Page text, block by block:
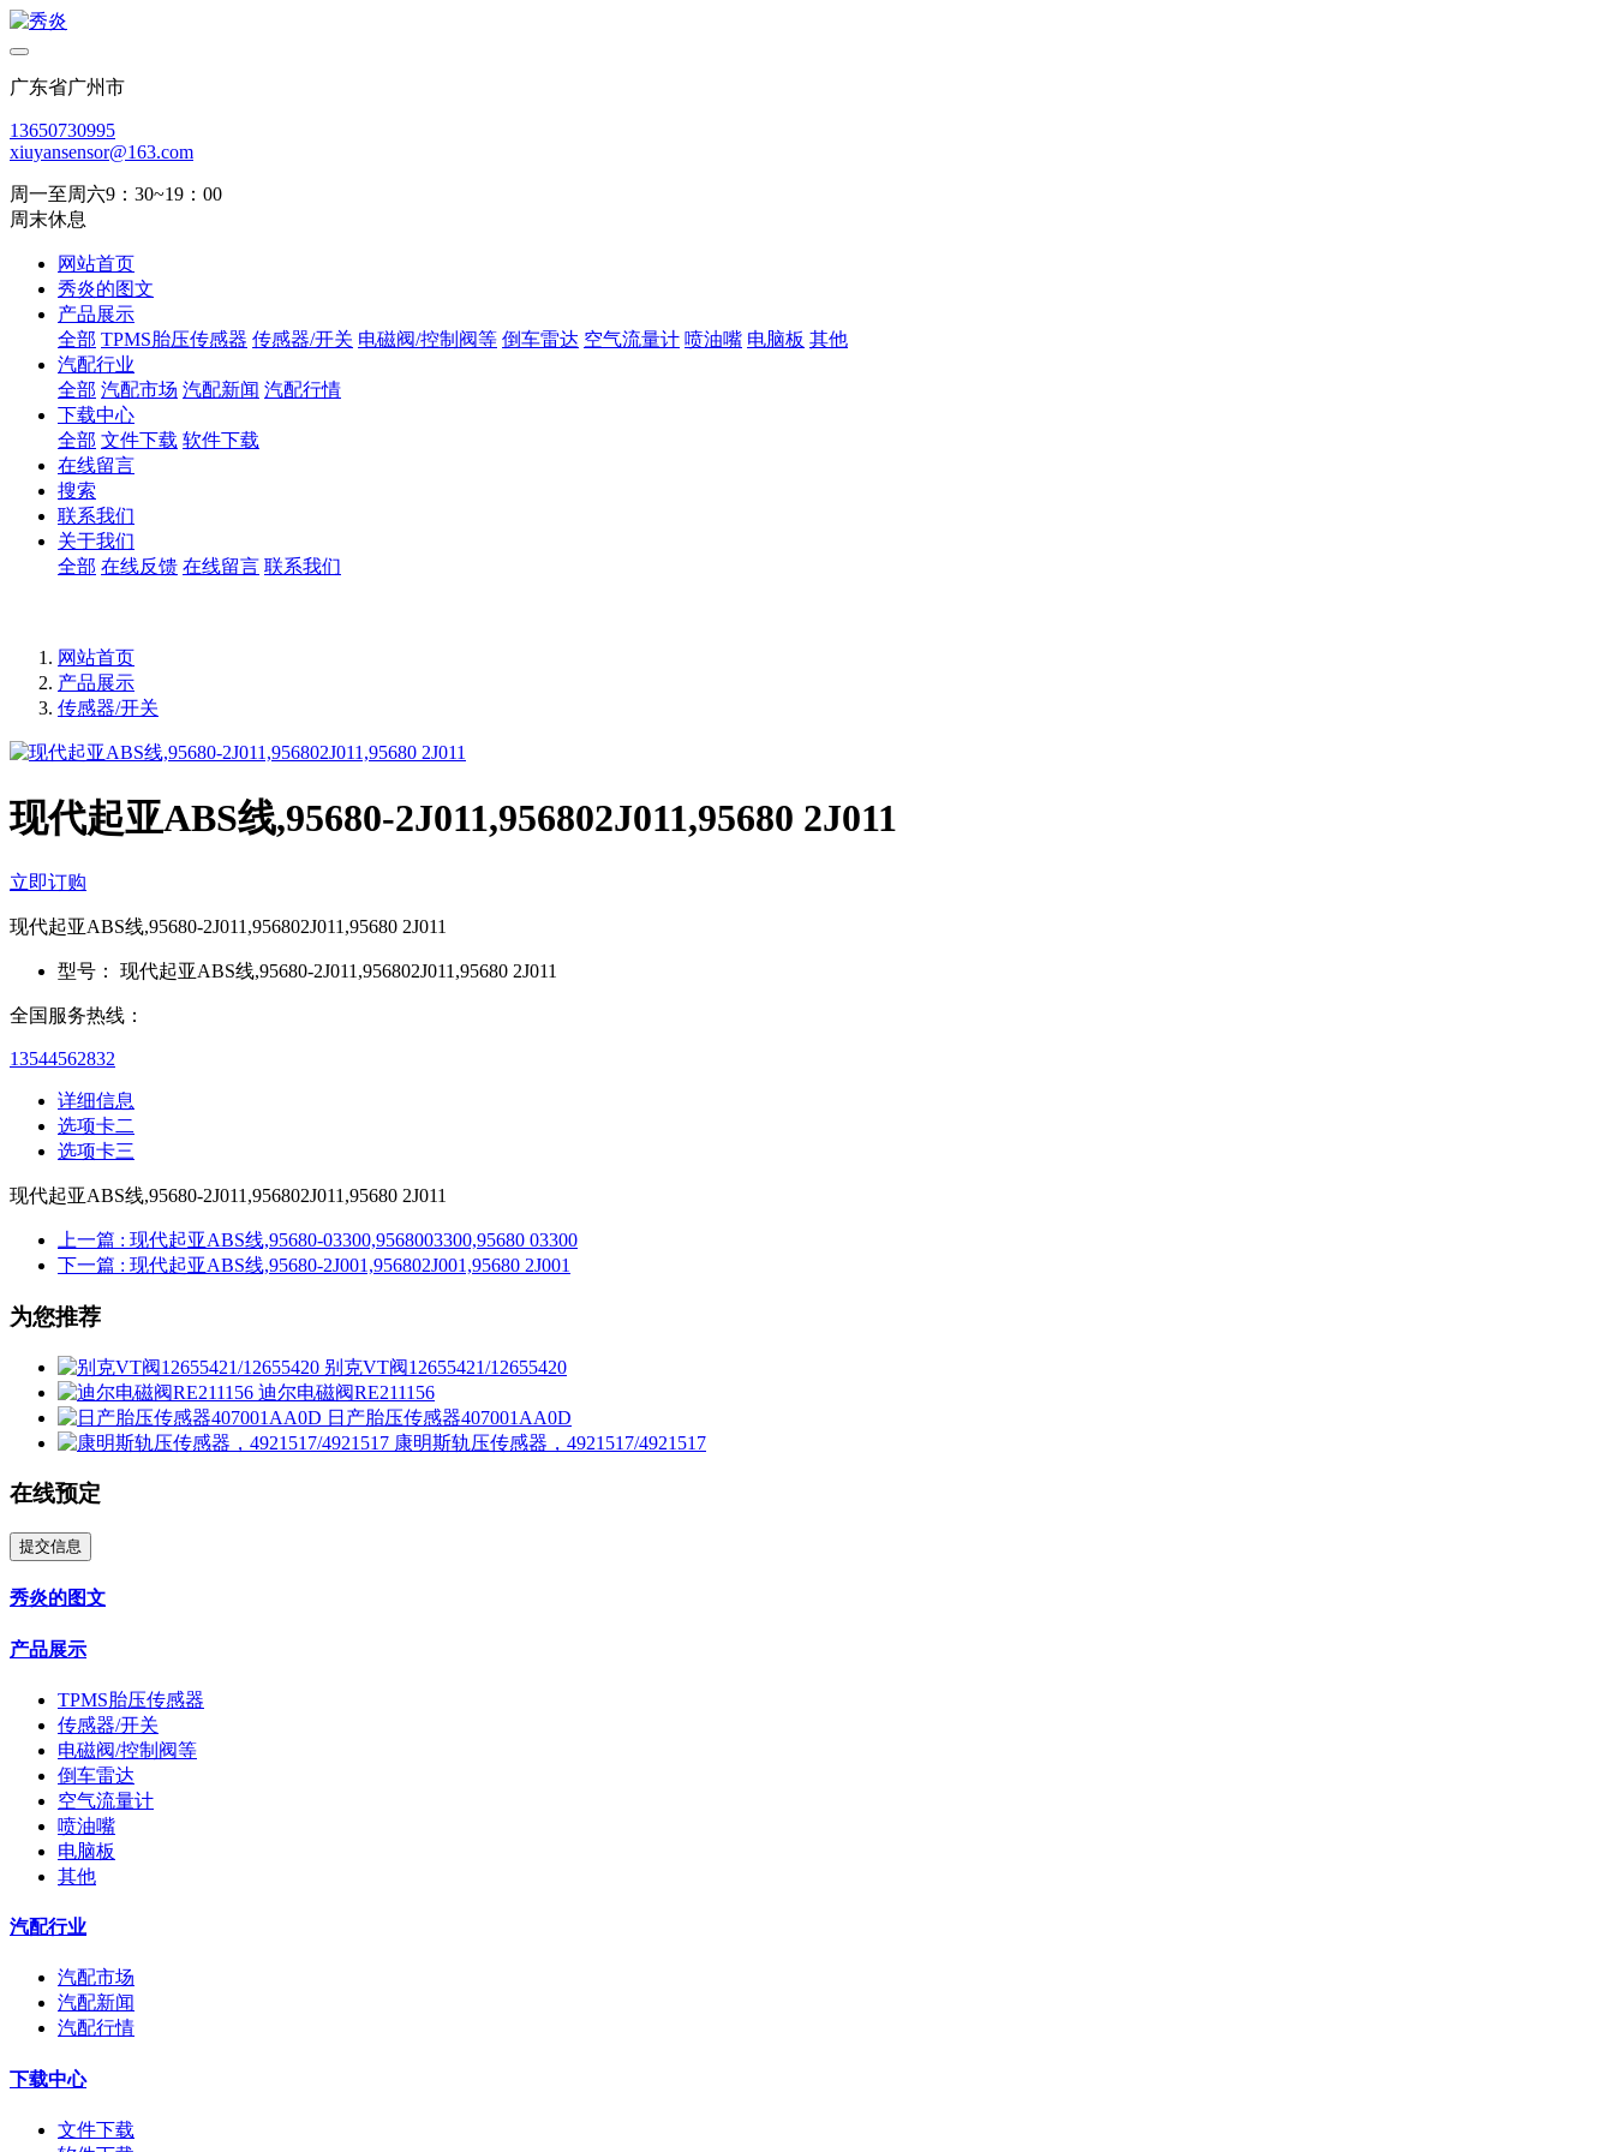
广东省广州市
13650730995
xiuyansensor@163.com
周一至周六9：30~19：00
周末休息
网站首页
秀炎的图文
产品展示
全部 TPMS胎压传感器 传感器/开关 电磁阀/控制阀等 倒车雷达 空气流量计 喷油嘴 电脑板 其他
汽配行业
全部 汽配市场 汽配新闻 汽配行情
下载中心
全部 文件下载 软件下载
在线留言
搜索
联系我们
关于我们
全部 在线反馈 在线留言 联系我们
网站首页
产品展示
传感器/开关
现代起亚ABS线,95680-2J011,956802J011,95680 2J011
立即订购
现代起亚ABS线,95680-2J011,956802J011,95680 2J011
型号： 现代起亚ABS线,95680-2J011,956802J011,95680 2J011
全国服务热线：
13544562832
详细信息
选项卡二
选项卡三
现代起亚ABS线,95680-2J011,956802J011,95680 2J011
上一篇 : 现代起亚ABS线,95680-03300,9568003300,95680 03300
下一篇 : 现代起亚ABS线,95680-2J001,956802J001,95680 2J001
为您推荐
别克VT阀12655421/12655420
迪尔电磁阀RE211156
日产胎压传感器407001AA0D
康明斯轨压传感器，4921517/4921517
在线预定
提交信息
秀炎的图文
产品展示
TPMS胎压传感器
传感器/开关
电磁阀/控制阀等
倒车雷达
空气流量计
喷油嘴
电脑板
其他
汽配行业
汽配市场
汽配新闻
汽配行情
下载中心
文件下载